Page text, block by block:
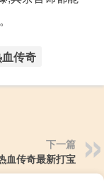
传奇
下一篇
血传奇最新打宝